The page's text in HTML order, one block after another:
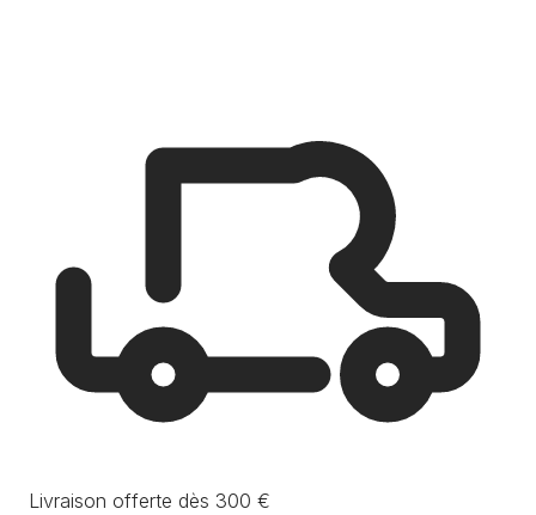
Livraison offerte dès 300 €